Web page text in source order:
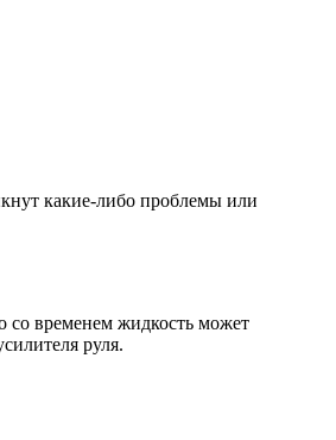
какие-либо проблемы или
со временем жидкость может
руля.